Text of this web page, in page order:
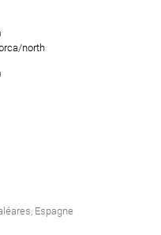
north
Espagne